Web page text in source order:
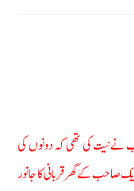
نے نیت کی تھی کہ دونوں کی
صاحب کے گھر قربانی کا جانور